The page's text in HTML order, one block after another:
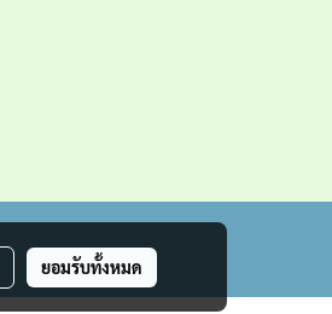
ยอมรับทั้งหมด